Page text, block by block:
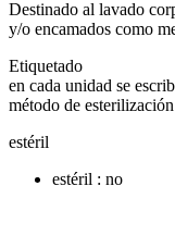
Destinado al lavado
y/o encamados como
Etiquetado
en cada unidad se
método de
estéril
estéril : no